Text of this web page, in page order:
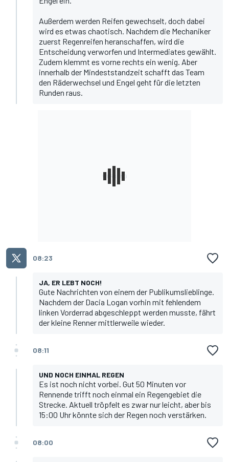
Außerdem werden Reifen gewechselt, doch dabei
wird es etwas chaotisch. Nachdem die Mechaniker
zuerst Regenreifen heranschaffen, wird die
Entscheidung verworfen und Intermediates gewählt.
Zudem klemmt es vorne rechts ein wenig. Aber
innerhalb der Mindeststandzeit schafft das Team
den Räderwechsel und Engel geht für die letzten
Runden raus.
08:23
JA, ER LEBT NOCH!
Gute Nachrichten von einem der Publikumslieblinge.
Nachdem der Dacia Logan vorhin mit fehlendem
linken Vorderrad abgeschleppt werden musste, fährt
der kleine Renner mittlerweile wieder.
08:11
UND NOCH EINMAL REGEN
Es ist noch nicht vorbei. Gut 50 Minuten vor
Rennende trifft noch einmal ein Regengebiet die
Strecke. Aktuell tröpfelt es zwar nur leicht, aber bis
15:00 Uhr könnte sich der Regen noch verstärken.
08:00